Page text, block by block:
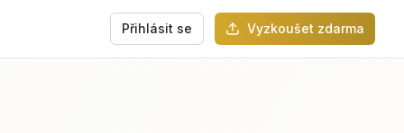
Přihlásit se Vyzkoušet zdarma